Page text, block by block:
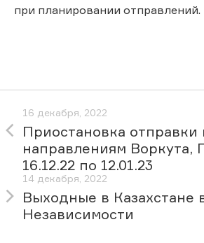
при планировании отправлений.
16 декабря, 2022
Приостановка отправки
направлениям Воркута,
16.12.22 по 12.01.23
14 декабря, 2022
Выходные в Казахстане
Независимости